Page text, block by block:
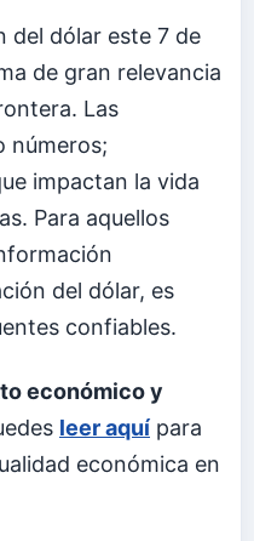
del dólar este 7 de
de gran relevancia
Las
números;
impactan la vida
Para aquellos
del dólar, es
confiables.
económico y
leer aquí para
económica en